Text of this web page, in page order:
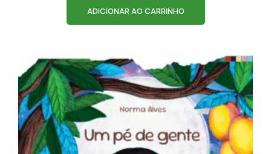
ADICIONAR AO CARRINHO